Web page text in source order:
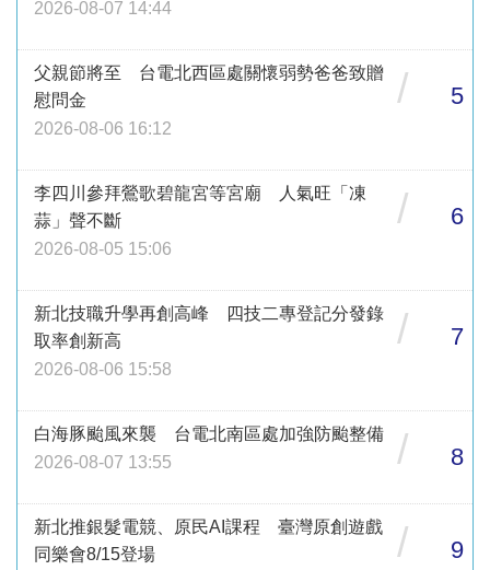
2026-08-07 14:44
父親節將至 台電北西區處關懷弱勢爸爸致贈
慰問金
2026-08-06 16:12
/ 5
李四川參拜鶯歌碧龍宮等宮廟 人氣旺「凍
蒜」聲不斷
2026-08-05 15:06
/ 6
新北技職升學再創高峰 四技二專登記分發錄
取率創新高
2026-08-06 15:58
/ 7
白海豚颱風來襲 台電北南區處加強防颱整備
2026-08-07 13:55
/ 8
新北推銀髮電競、原民AI課程 臺灣原創遊戲
同樂會8/15登場
/ 9